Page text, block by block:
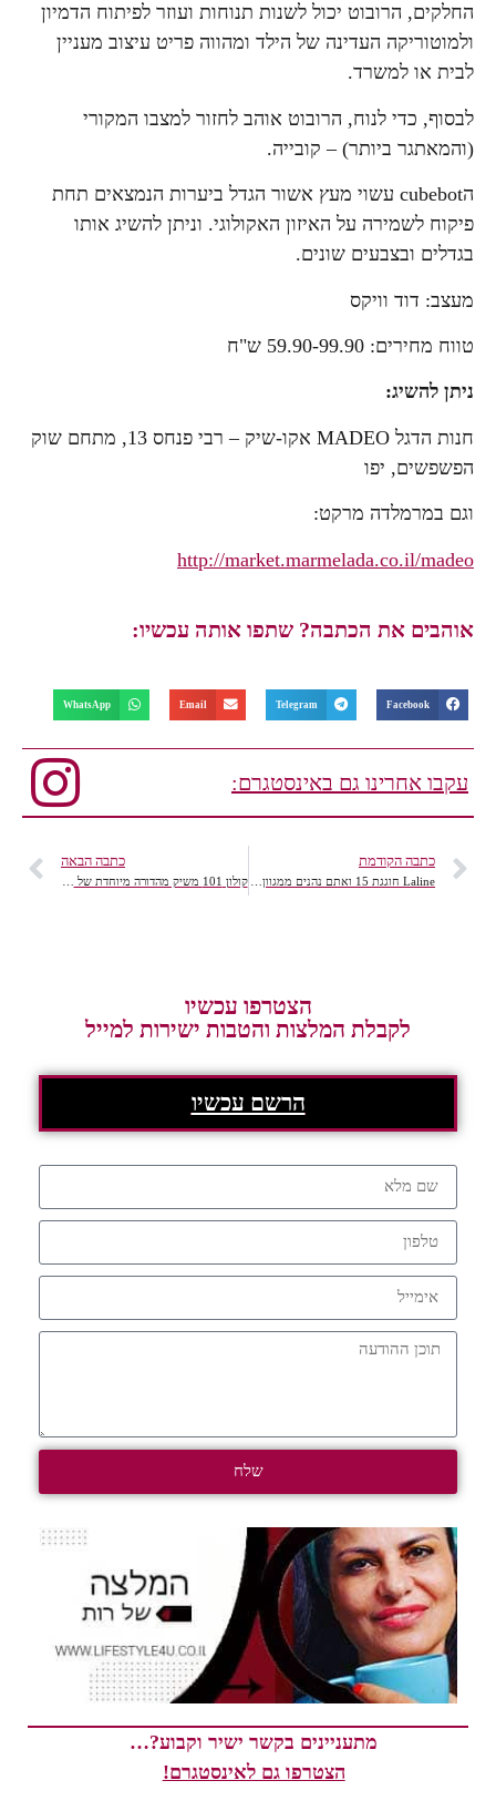
החלקים, הרובוט יכול לשנות תנוחות ועוזר לפיתוח הדמיון
ולמוטוריקה העדינה של הילד ומהווה פריט עיצוב מעניין
לבית או למשרד.
לבסוף, כדי לנוח, הרובוט אוהב לחזור למצבו המקורי
(והמאתגר ביותר) – קובייה.
הcubebot עשוי מעץ אשור הגדל ביערות הנמצאים תחת
פיקוח לשמירה על האיזון האקולוגי. וניתן להשיג אותו
בגדלים ובצבעים שונים.
מעצב: דוד וויקס
טווח מחירים: 59.90-99.90 ש"ח
ניתן להשיג:
חנות הדגל MADEO אקו-שיק – רבי פנחס 13, מתחם שוק
הפשפשים, יפו
וגם במרמלדה מרקט:
http://market.marmelada.co.il/madeo
אוהבים את הכתבה? שתפו אותה עכשיו:
Facebook
Telegram
Email
WhatsApp
עקבו אחרינו גם באינסטגרם:
כתבה הקודמת כתבה הבאה
הצטרפו עכשיו
לקבלת המלצות והטבות ישירות למייל
הרשם עכשיו
שלח
מתעניינים בקשר ישיר וקבוע?…
הצטרפו גם לאינסטגרם!